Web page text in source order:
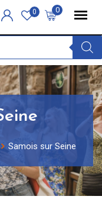
0
0
Samois sur Seine